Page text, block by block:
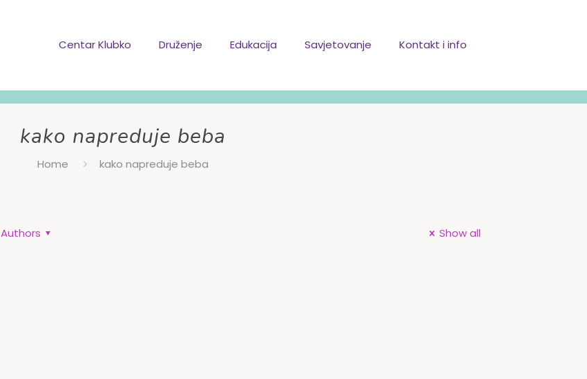
Centar Klubko Druženje Edukacija Savjetovanje Kontakt i info
kako napreduje beba
Home kako napreduje beba
Authors Show all